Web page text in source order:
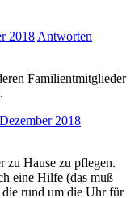
2018 Antworten
Familientmitglieder
2018
zu Hause zu pflegen.
eine Hilfe (das muß
die rund um die Uhr für